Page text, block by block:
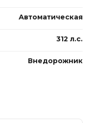
Автоматическая
312 л.с.
Внедорожник